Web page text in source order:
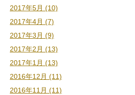
2017年5月 (10)
2017年4月 (7)
2017年3月 (9)
2017年2月 (13)
2017年1月 (13)
2016年12月 (11)
2016年11月 (11)